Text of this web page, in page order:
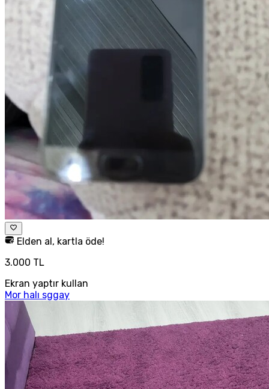
Elden al, kartla öde!
3.000 TL
Ekran yaptır kullan
Mor halı sggay